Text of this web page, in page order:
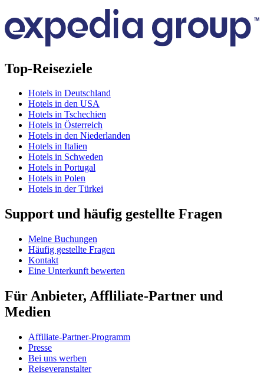
Top-Reiseziele
Hotels in Deutschland
Hotels in den USA
Hotels in Tschechien
Hotels in Österreich
Hotels in den Niederlanden
Hotels in Italien
Hotels in Schweden
Hotels in Portugal
Hotels in Polen
Hotels in der Türkei
Support und häufig gestellte Fragen
Meine Buchungen
Häufig gestellte Fragen
Kontakt
Eine Unterkunft bewerten
Für Anbieter, Affliliate-Partner und
Medien
Affiliate-Partner-Programm
Presse
Bei uns werben
Reiseveranstalter